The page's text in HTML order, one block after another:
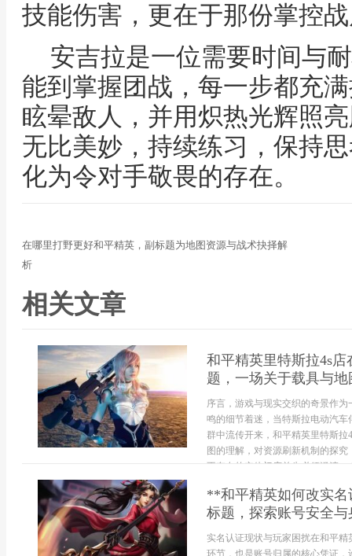
技能伤害，更在于那份掌控
安吉拉是一位需要时间与
能到掌握团战，每一步都充
眩晕敌人，并用炽热光辉照
无比美妙，持续练习，保持
化为令对手敬畏的存在。
在哪里打野更好和平精英，副标题为地图资源与战术抉择解
析
相关文章
和平精英里特斯拉4s
题，一场关于载具与
序言，游戏与现实交织的奇景作
鸣的细节着迷，当特斯拉电动汽
群中流传开来，和平精英里特斯
图的理解，对资源刷新机制的探
不存在的实体门店首先必须澄清一
**和平精英如何改实
标题，探索账号安全
实名认证现状与玩家困扰在和平
环节，也是账号归属的核心凭证